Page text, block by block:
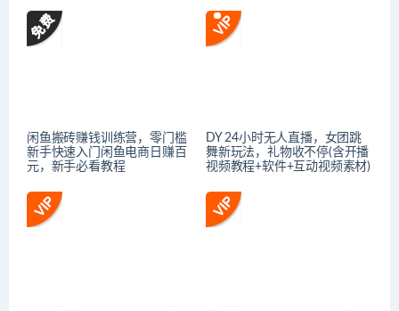
闲鱼搬砖赚钱训练营，零门槛
新手快速入门闲鱼电商日赚百
元，新手必看教程
DY 24小时无人直播，女团跳
舞新玩法，礼物收不停(含开播
视频教程+软件+互动视频素材)